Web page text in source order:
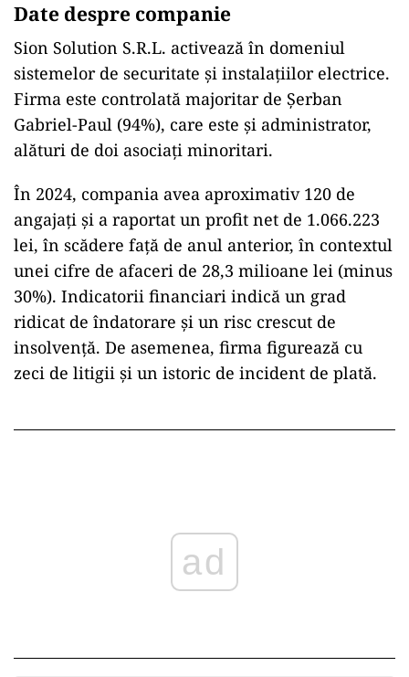
Date despre companie
Sion Solution S.R.L. activează în domeniul
sistemelor de securitate și instalațiilor electrice.
Firma este controlată majoritar de Șerban
Gabriel-Paul (94%), care este și administrator,
alături de doi asociați minoritari.
În 2024, compania avea aproximativ 120 de
angajați și a raportat un profit net de 1.066.223
lei, în scădere față de anul anterior, în contextul
unei cifre de afaceri de 28,3 milioane lei (minus
30%). Indicatorii financiari indică un grad
ridicat de îndatorare și un risc crescut de
insolvență. De asemenea, firma figurează cu
zeci de litigii și un istoric de incident de plată.
ad